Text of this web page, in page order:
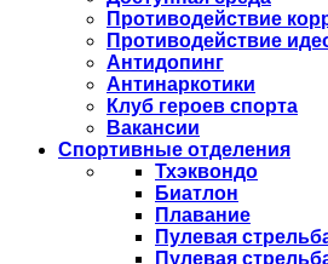
Противодействие
Противодействие
Антидопинг
Антинаркотики
Клуб героев спорта
Вакансии
Спортивные отделения
Тхэквондо
Биатлон
Плавание
Пулевая
Пулевая